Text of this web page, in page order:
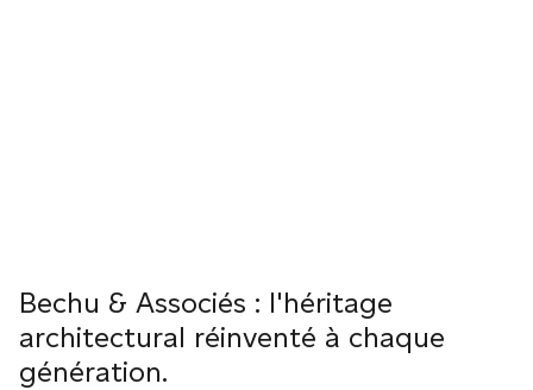
Bechu & Associés : l'héritage
architectural réinventé à chaque
génération.